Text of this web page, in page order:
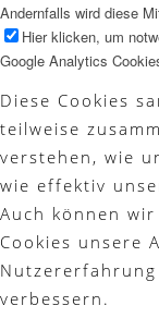
Andernfalls wird diese
Hier klicken, um
Google Analytics
Diese Cookies
teilweise
verstehen, wie
wie effektiv
Auch können
Cookies unsere
verbessern.